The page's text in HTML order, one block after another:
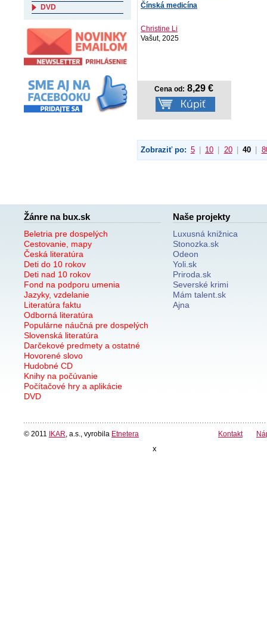
Čínská medicína
Christine Li
Vašut, 2025
Cena od: 8,29 €
Zobraziť po: 5 10 20 40
DVD
Žánre na bux.sk
Beletria pre dospelých
Cestovanie, mapy
Česká literatúra
Deti do 10 rokov
Deti nad 10 rokov
Fond na podporu umenia
Jazyky, vzdelanie
Literatúra faktu
Odborná literatúra
Populárne náučná pre dospelých
Slovenská literatúra
Darčekové predmety a ostatné
Hovorené slovo
Hudobné CD
Knihy na počúvanie
Počítačové hry a aplikácie
DVD
Naše projekty
Luxusná knižnica
Stonozka.sk
Odeon
Yoli.sk
Priroda.sk
Severské krimi
Mám talent.sk
Ajna
© 2011 IKAR , a.s., vyrobila Etnetera Kontakt
x